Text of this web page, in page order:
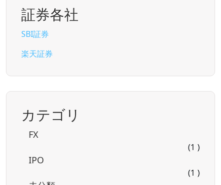
証券各社
SBI証券
楽天証券
カテゴリ
FX
(1 )
IPO
(1 )